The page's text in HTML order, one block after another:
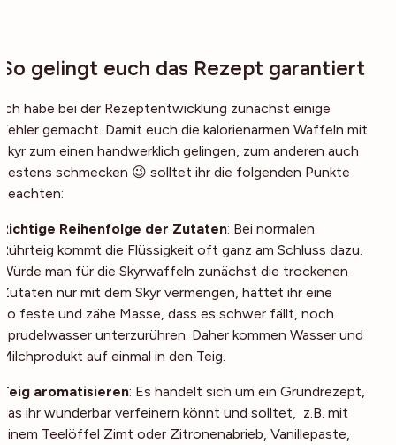
So gelingt euch das Rezept garantiert
Ich habe bei der Rezeptentwicklung zunächst einige
Fehler gemacht. Damit euch die kalorienarmen Waffeln mit
Skyr zum einen handwerklich gelingen, zum anderen auch
bestens schmecken 😉 solltet ihr die folgenden Punkte
beachten:
Richtige Reihenfolge der Zutaten: Bei normalen
Rührteig kommt die Flüssigkeit oft ganz am Schluss dazu.
Würde man für die Skyrwaffeln zunächst die trockenen
Zutaten nur mit dem Skyr vermengen, hättet ihr eine
so feste und zähe Masse, dass es schwer fällt, noch
Sprudelwasser unterzurühren. Daher kommen Wasser und
Milchprodukt auf einmal in den Teig.
Teig aromatisieren: Es handelt sich um ein Grundrezept,
das ihr wunderbar verfeinern könnt und solltet, z.B. mit
einem Teelöffel Zimt oder Zitronenabrieb, Vanillepaste,